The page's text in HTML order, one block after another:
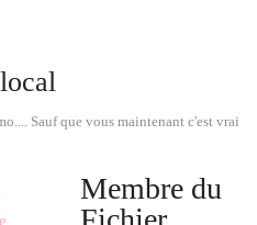
Sauf que vous maintenant c'est vrai
Membre du